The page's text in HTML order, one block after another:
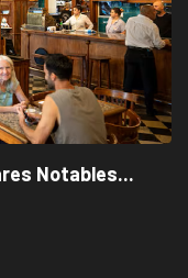
Notables...